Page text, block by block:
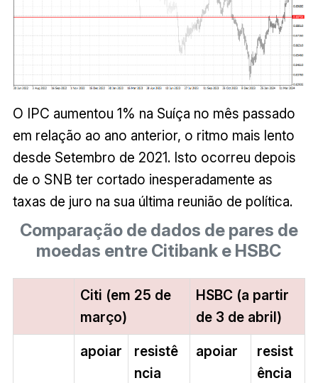
O IPC aumentou 1% na Suíça no mês passado
em relação ao ano anterior, o ritmo mais lento
desde Setembro de 2021. Isto ocorreu depois
de o SNB ter cortado inesperadamente as
taxas de juro na sua última reunião de política.
Comparação de dados de pares de
moedas entre Citibank e HSBC
Citi (em 25 de
março)
HSBC (a partir
de 3 de abril)
apoiar
resistê
ncia
apoiar
resist
ência